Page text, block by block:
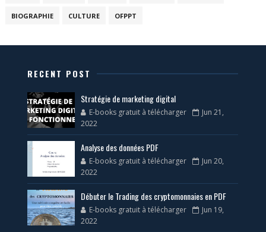
BIOGRAPHIE CULTURE OFPPT
RECENT POST
Stratégie de marketing digital
E-books gratuit à télécharger
Jun 21,
2022
Analyse des données PDF
E-books gratuit à télécharger
Jun 20,
2022
Débuter le Trading des cryptomonnaies en PDF
E-books gratuit à télécharger
Jun 19,
2022